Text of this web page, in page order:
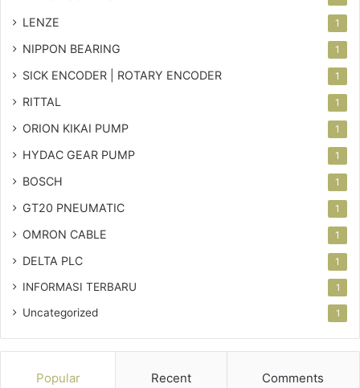
LENZE 1
NIPPON BEARING 1
SICK ENCODER | ROTARY ENCODER 1
RITTAL 1
ORION KIKAI PUMP 1
HYDAC GEAR PUMP 1
BOSCH 1
GT20 PNEUMATIC 1
OMRON CABLE 1
DELTA PLC 1
INFORMASI TERBARU 1
Uncategorized 1
Popular Recent Comments